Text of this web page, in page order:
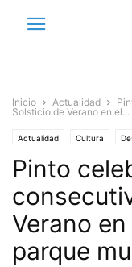
Inicio Actualidad
Solsticio de Verano en el...
Actualidad Cultura
Pinto
Verano
parque